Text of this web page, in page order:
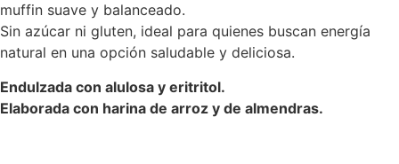
muffin suave y balanceado.
Sin azúcar ni gluten, ideal para quienes buscan energía
natural en una opción saludable y deliciosa.
Endulzada con alulosa y eritritol.
Elaborada con harina de arroz y de almendras.